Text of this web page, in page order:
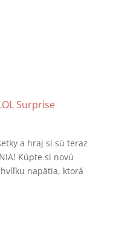
Surprise
a hraj si sú teraz
Kúpte si novú
napätia, ktorá